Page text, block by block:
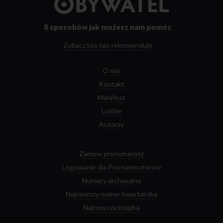
strony
8 sposobów jak możesz nam pomóc
Zobacz kto nas rekomenduje
O nas
Kontakt
Manifest
Ludzie
Autorzy
Zamów prenumeratę
Logowanie dla Prenumeratorów
Numery archiwalne
Najnowszy numer kwartalnika
Najnowsza książka